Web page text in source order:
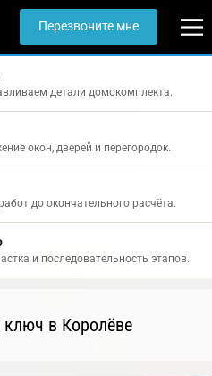
Перезвоните мне
детали домокомплекта.
окон, дверей и перегородок.
до окончательного расчёта.
и последовательность этапов.
в Королёве